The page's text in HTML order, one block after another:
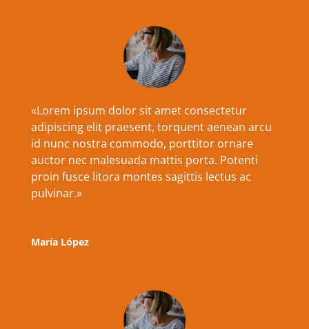
«Lorem ipsum dolor sit amet consectetur
adipiscing elit praesent, torquent aenean arcu
id nunc nostra commodo, porttitor ornare
auctor nec malesuada mattis porta. Potenti
proin fusce litora montes sagittis lectus ac
pulvinar.»
María López